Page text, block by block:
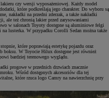
czy wersji wyposażeniowej. Każdy model
które podkreślają jego charakter. Do wyboru są
nakładki na przedni zderzak, a także nakładki
ale też chronią lakier przed zarysowaniami
w salonach Toyoty dostępne są aluminiowe felgi
lusterka. W przypadku Corolli Sedan można także
które poprawiają estetykę pojazdu oraz
boksu. W Toyocie Hilux dostępne jest również
bardziej terenowego wyglądu.
progowe w przednich drzwiach znacznie
Wśród dostępnych akcesoriów dla tej
które rzuca logo Camry na nawierzchnię przy